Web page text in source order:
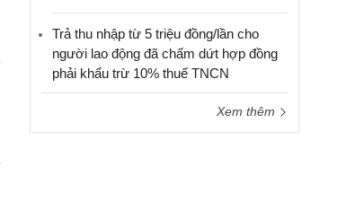
Trả thu nhập từ 5 triệu đồng/lần cho
người lao động đã chấm dứt hợp đồng
phải khấu trừ 10% thuế TNCN
Xem thêm